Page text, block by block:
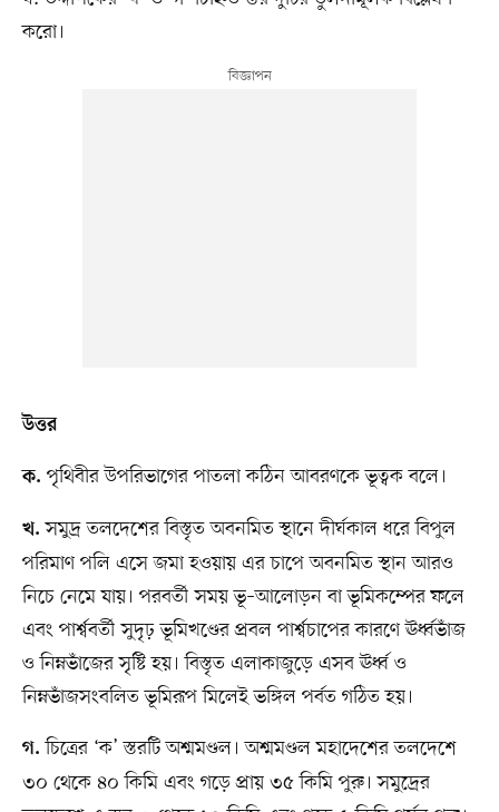
করো।
উত্তর
ক. পৃথিবীর উপরিভাগের পাতলা কঠিন আবরণকে ভূত্বক বলে।
খ.সমুদ্র তলদেশের বিস্তৃত অবনমিত স্থানে দীর্ঘকাল ধরে বিপুল
পরিমাণ পলি এসে জমা হওয়ায় এর চাপে অবনমিত স্থান আরও
নিচে নেমে যায়। পরবর্তী সময় ভূ–আলোড়ন বা ভূমিকম্পের ফলে
এবং পার্শ্ববর্তী সুদৃঢ় ভূমিখণ্ডের প্রবল পার্শ্বচাপের কারণে ঊর্ধ্বভাঁজ
ও নিম্নভাঁজের সৃষ্টি হয়। বিস্তৃত এলাকাজুড়ে এসব ঊর্ধ্ব ও
নিম্নভাঁজসংবলিত ভূমিরূপ মিলেই ভঙ্গিল পর্বত গঠিত হয়।
গ.চিত্রের ‘ক’ স্তরটি অশ্মমণ্ডল। অশ্মমণ্ডল মহাদেশের তলদেশে
৩০ থেকে ৪০ কিমি এবং গড়ে প্রায় ৩৫ কিমি পুরু। সমুদ্রের